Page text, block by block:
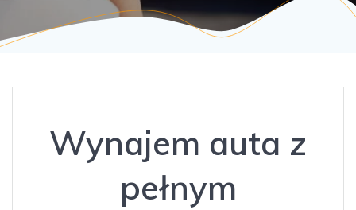
Wynajem auta z
pełnym